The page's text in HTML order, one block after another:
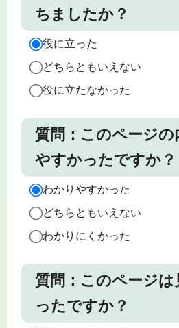
ちましたか？
役に立った
どちらともいえない
役に立たなかった
質問：このページの
やすかったですか？
わかりやすかった
どちらともいえない
わかりにくかった
質問：このページ
ったですか？